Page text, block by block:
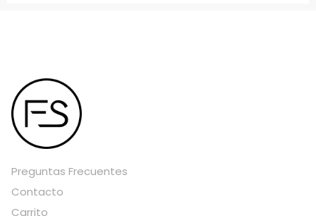
Preguntas Frecuentes
Contacto
Carrito